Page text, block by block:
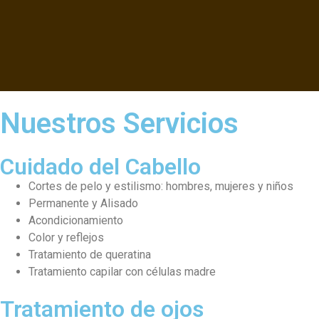
Nuestros Servicios
Cuidado del Cabello
Cortes de pelo y estilismo: hombres, mujeres y niños
Permanente y Alisado
Acondicionamiento
Color y reflejos
Tratamiento de queratina
Tratamiento capilar con células madre
Tratamiento de ojos